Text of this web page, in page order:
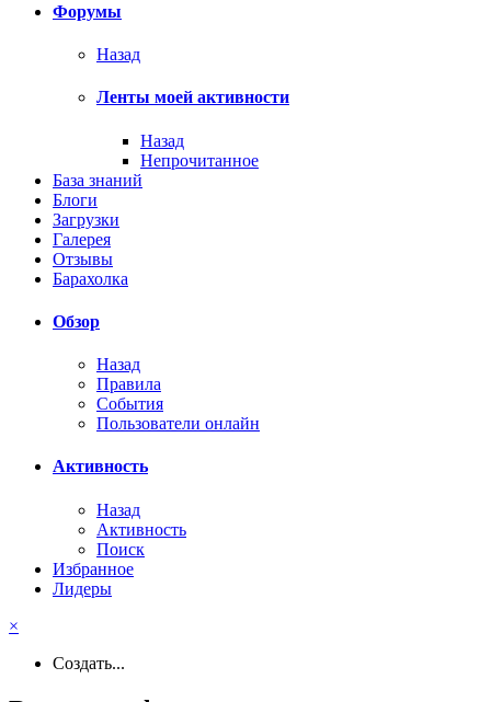
Форумы
Назад
Ленты моей активности
Назад
Непрочитанное
База знаний
Блоги
Загрузки
Галерея
Отзывы
Барахолка
Обзор
Назад
Правила
События
Пользователи онлайн
Активность
Назад
Активность
Поиск
Избранное
Лидеры
×
Создать...